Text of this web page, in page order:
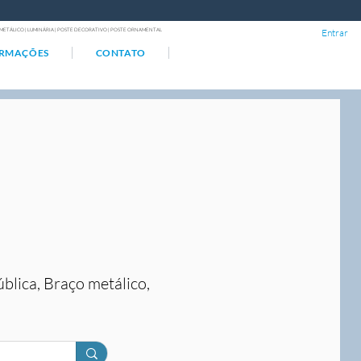
| LUMINÁRIA | POSTE DECORATIVO | POSTE ORNAMENTAL
CONTATO
Entrar
Braço metálico,